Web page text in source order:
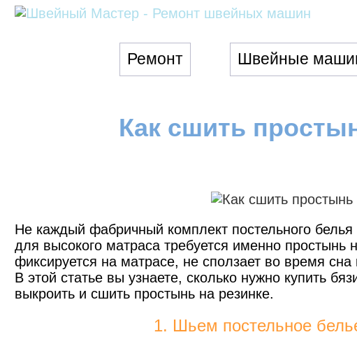
Ремонт Швейные
Как сшить
Не каждый фабричный комплект постельного
для высокого матраса требуется именно простынь
фиксируется на матрасе, не сползает во время сна
В этой статье вы узнаете, сколько нужно купить
выкроить и сшить простынь на резинке.
1. Шьем постельное